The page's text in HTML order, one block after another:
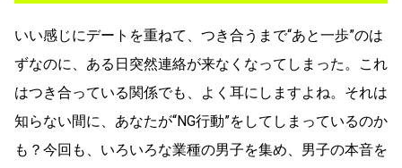
いい感じにデートを重ねて、つき合うまで“あと一歩”のは
ずなのに、ある日突然連絡が来なくなってしまった。これ
はつき合っている関係でも、よく耳にしますよね。それは
知らない間に、あなたが“NG行動”をしてしまっているのか
も？今回も、いろいろな業種の男子を集め、男子の本音を